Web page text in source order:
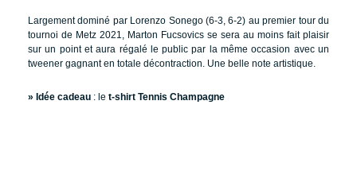
Largement dominé par Lorenzo Sonego (6-3, 6-2) au premier tour du
tournoi de Metz 2021, Marton Fucsovics se sera au moins fait plaisir
sur un point et aura régalé le public par la même occasion avec un
tweener gagnant en totale décontraction. Une belle note artistique.
» Idée cadeau : le t-shirt Tennis Champagne